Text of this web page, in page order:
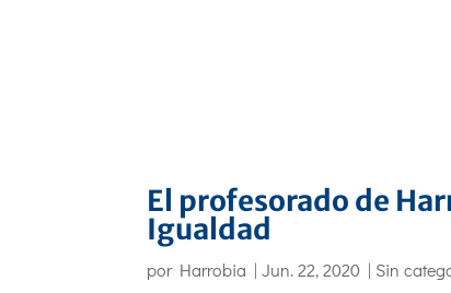
El profesorado de
Igualdad
por Harrobia |Jun. 22, 2020 | Sin